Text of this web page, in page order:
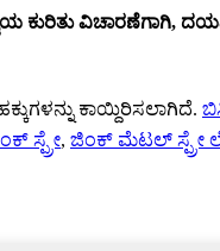
ಕುರಿತು ವಿಚಾರಣೆಗಾಗಿ,
ಕಾಯ್ದಿರಿಸಲಾಗಿದೆ.
ಸ್ಪ್ರೇ, ಜಿಂಕ್ ಮೆಟಲ್ ಸ್ಪ್ರೇ